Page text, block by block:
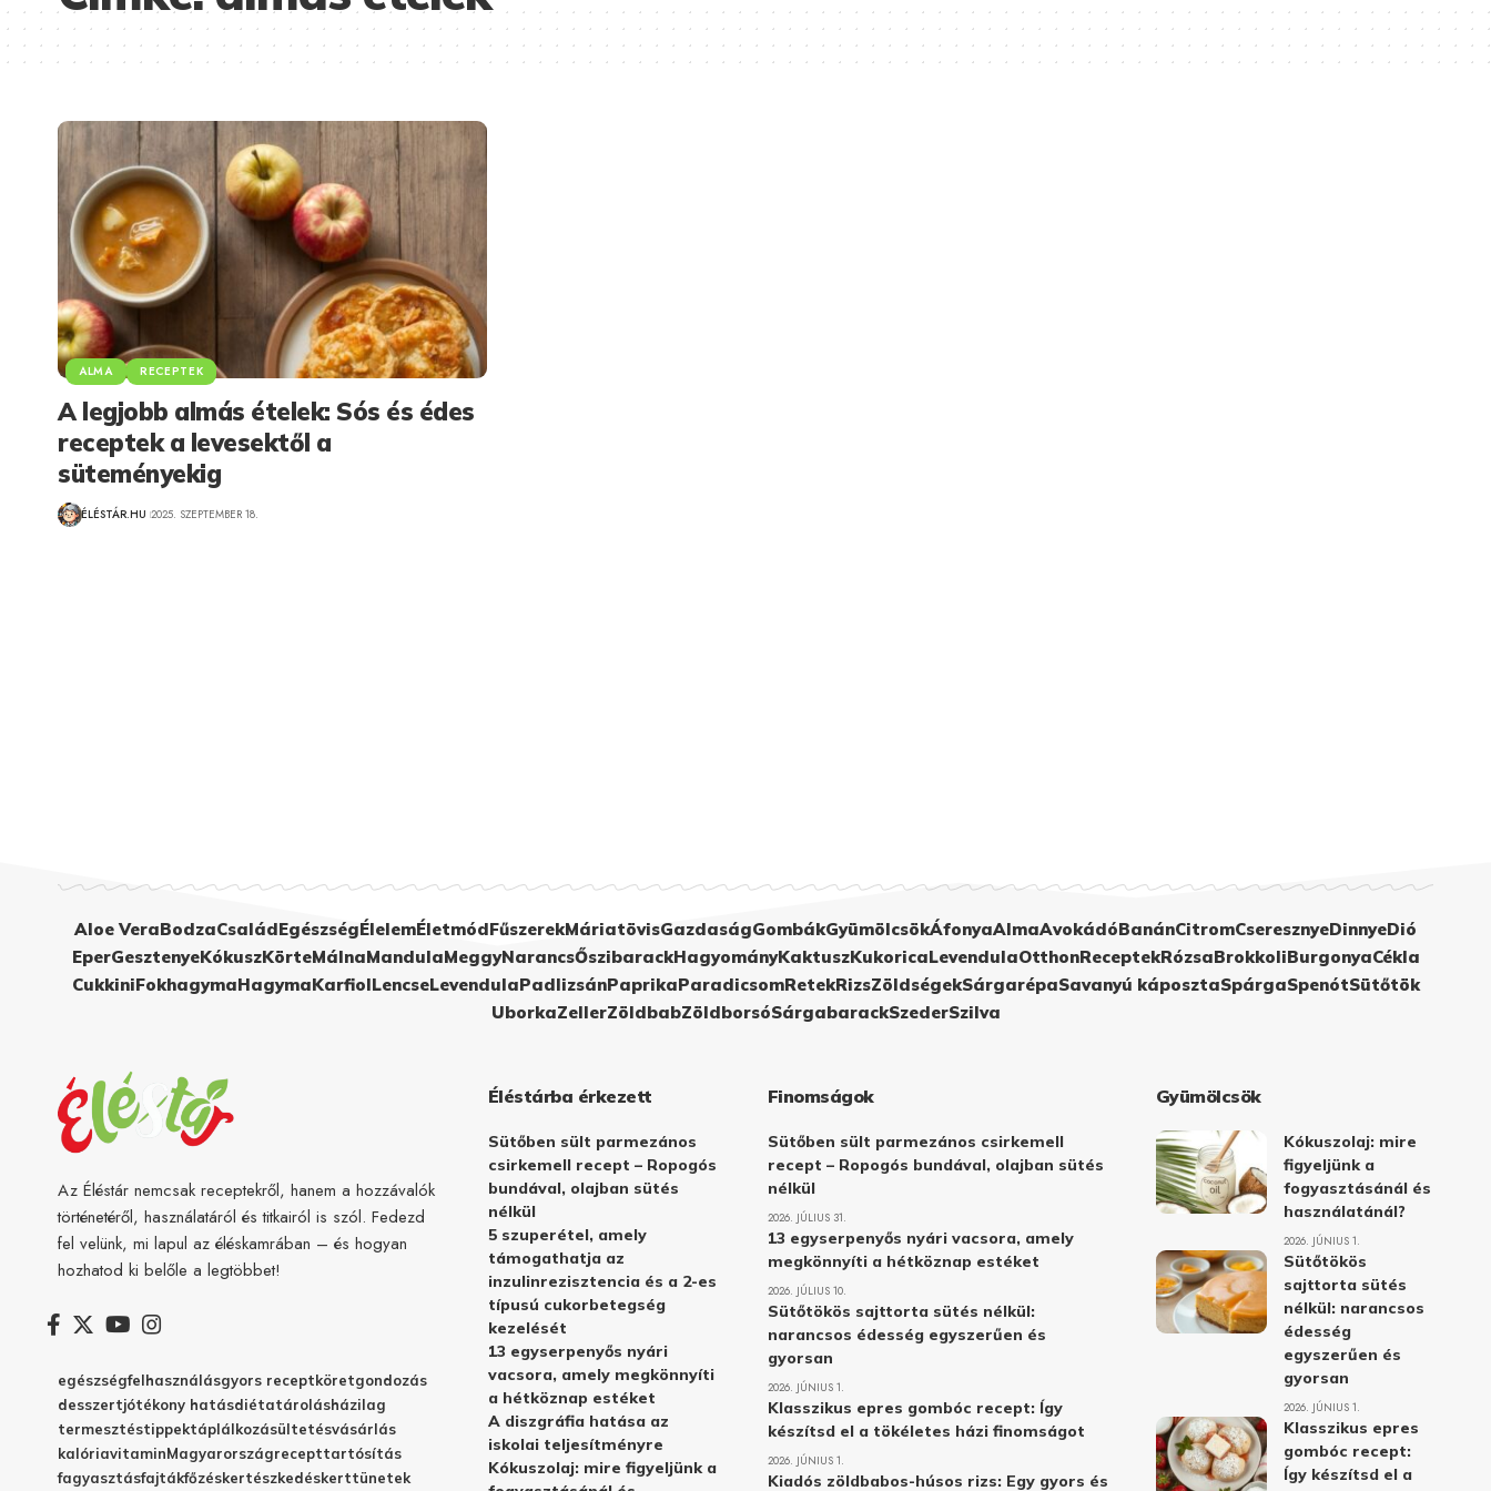
ALMA RECEPTEK
A legjobb almás ételek: Sós és édes
receptek a levesektől a
süteményekig
ÉLÉSTÁR.HU 2025. SZEPTEMBER 18.
Aloe VeraBodzaCsaládEgészségÉlelemÉletmódFűszerekMáriatövisGazdaságGombákGyümölcsökÁfonyaAlmaAvokádóBanánCitromCseresznyeDinnyeDió
EperGesztenyeKókuszKörteMálnaMandulaMeggyNarancsŐszibarackHagyományKaktuszKukoricaLevendulaOtthonReceptekRózsaBrokkoliBurgonyaCékla
CukkiniFokhagymaHagymaKarfiolLencseLevendulaPadlizsánPaprikaParadicsomRetekRizsZöldségekSárgarépaSavanyú káposztaSpárgaSpenótSütőtök
UborkaZellerZöldbabZöldborsóSárgabarackSzederSzilva
Az Éléstár nemcsak receptekről, hanem a hozzávalók
történetéről, használatáról és titkairól is szól. Fedezd
fel velünk, mi lapul az éléskamrában – és hogyan
hozhatod ki belőle a legtöbbet!
egészségfelhasználásgyors receptköretgondozás
desszertjótékony hatásdiétatárolásházilag
termesztéstippektáplálkozásültetésvásárlás
kalóriavitaminMagyarországrecepttartósítás
fagyasztásfajtákfőzéskertészkedéskerttünetek
Éléstárba érkezett
Sütőben sült parmezános
csirkemell recept – Ropogós
bundával, olajban sütés
nélkül
5 szuperétel, amely
támogathatja az
inzulinrezisztencia és a 2-es
típusú cukorbetegség
kezelését
13 egyserpenyős nyári
vacsora, amely megkönnyíti
a hétköznap estéket
A diszgráfia hatása az
iskolai teljesítményre
Kókuszolaj: mire figyeljünk a
Finomságok
Sütőben sült parmezános csirkemell
recept – Ropogós bundával, olajban sütés
nélkül
2026. JÚLIUS 31.
13 egyserpenyős nyári vacsora, amely
megkönnyíti a hétköznap estéket
2026. JÚLIUS 10.
Sütőtökös sajttorta sütés nélkül:
narancsos édesség egyszerűen és
gyorsan
2026. JÚNIUS 1.
Klasszikus epres gombóc recept: Így
készítsd el a tökéletes házi finomságot
2026. JÚNIUS 1.
Kiadós zöldbabos-húsos rizs: Egy gyors és
Gyümölcsök
Kókuszolaj: mire
figyeljünk a
fogyasztásánál és
használatánál?
2026. JÚNIUS 1.
Sütőtökös
sajttorta sütés
nélkül: narancsos
édesség
egyszerűen és
gyorsan
2026. JÚNIUS 1.
Klasszikus epres
gombóc recept:
Így készítsd el a